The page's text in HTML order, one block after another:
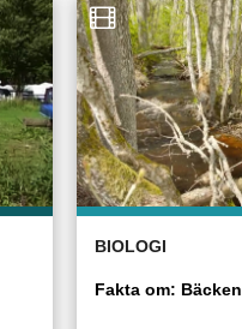
BIOLOGI
Fakta om: Bäcken